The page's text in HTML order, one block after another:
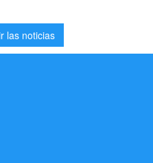
en nuevas zonas del casco
de fibra